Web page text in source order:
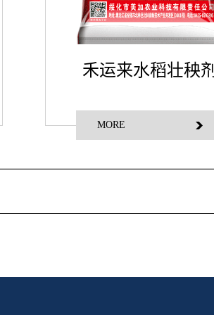
禾运来水稻壮秧剂
MORE